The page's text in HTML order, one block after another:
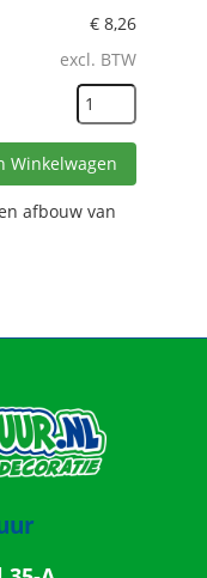
€ 8,26
excl. BTW
Winkelwagen
afbouw van